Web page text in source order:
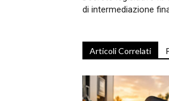
di intermediazione
Articoli Correlati